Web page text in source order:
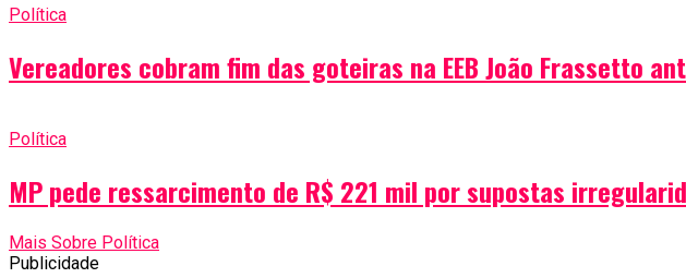
Política
Vereadores cobram fim das goteiras na EEB João Frassetto
Política
MP pede ressarcimento de R$ 221 mil por supostas
Mais Sobre Política
Publicidade